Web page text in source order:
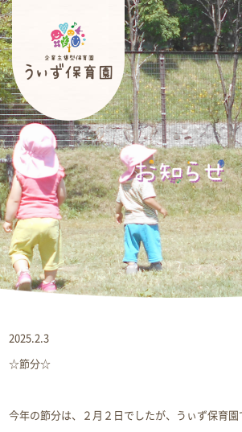
2025.2.3
☆節分☆
今年の節分は、２月２日でしたが、うぃず保育園